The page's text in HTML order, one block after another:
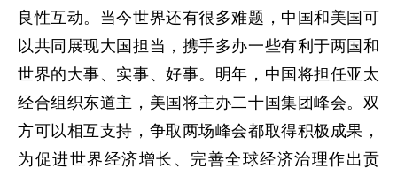
良性互动。当今世界还有很多难题，中国和美国可
以共同展现大国担当，携手多办一些有利于两国和
世界的大事、实事、好事。明年，中国将担任亚太
经合组织东道主，美国将主办二十国集团峰会。双
方可以相互支持，争取两场峰会都取得积极成果，
为促进世界经济增长、完善全球经济治理作出贡